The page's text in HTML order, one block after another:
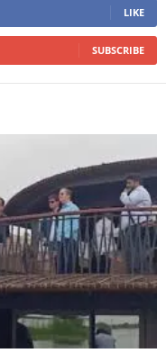
LIKE
SUBSCRIBE